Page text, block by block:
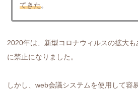
てきた。
2020年は、新型コロナウィルスの拡大
に禁止になりました。
しかし、web会議システムを使用して容